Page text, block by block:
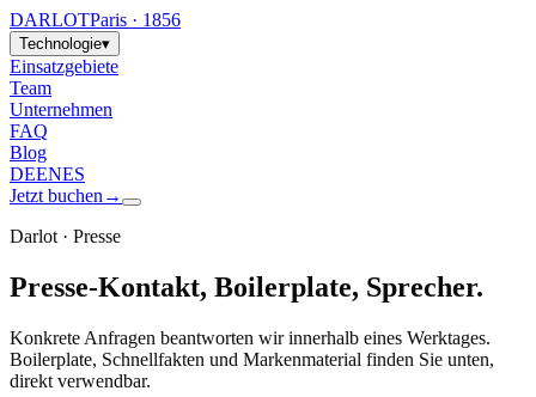
DARLOTParis · 1856
Technologie▾
Einsatzgebiete
Team
Unternehmen
FAQ
Blog
DEENES
Jetzt buchen →
Darlot · Presse
Presse-Kontakt, Boilerplate, Sprecher.
Konkrete Anfragen beantworten wir innerhalb eines Werktages.
Boilerplate, Schnellfakten und Markenmaterial finden Sie unten,
direkt verwendbar.